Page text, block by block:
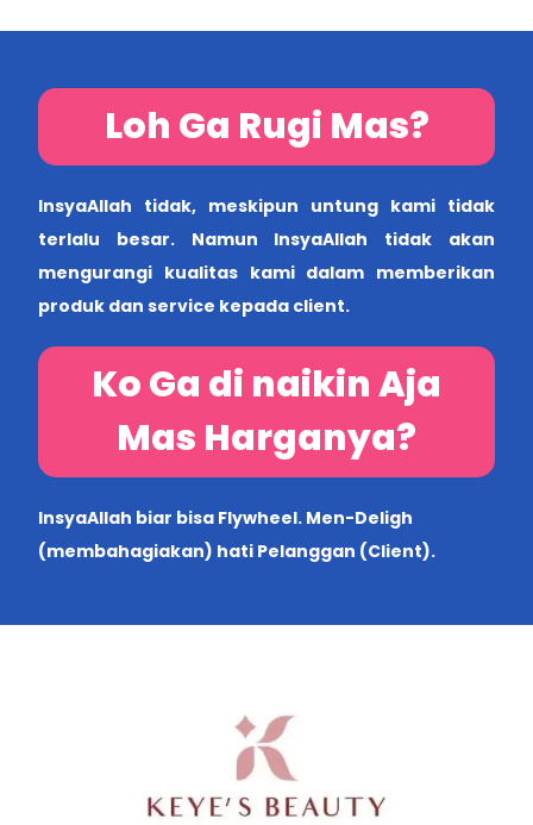
Loh Ga Rugi Mas?
InsyaAllah tidak, meskipun untung kami tidak
terlalu besar. Namun InsyaAllah tidak akan
mengurangi kualitas kami dalam memberikan
produk dan service kepada client.
Ko Ga di naikin Aja
Mas Harganya?
InsyaAllah biar bisa Flywheel. Men-Deligh
(membahagiakan) hati Pelanggan (Client).